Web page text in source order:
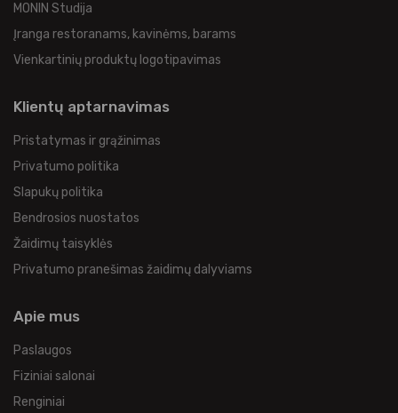
MONIN Studija
Įranga restoranams, kavinėms, barams
Vienkartinių produktų logotipavimas
Klientų aptarnavimas
Pristatymas ir grąžinimas
Privatumo politika
Slapukų politika
Bendrosios nuostatos
Žaidimų taisyklės
Privatumo pranešimas žaidimų dalyviams
Apie mus
Paslaugos
Fiziniai salonai
Renginiai